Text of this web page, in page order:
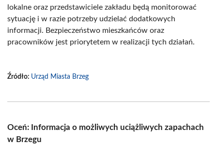
lokalne oraz przedstawiciele zakładu będą monitorować
sytuację i w razie potrzeby udzielać dodatkowych
informacji. Bezpieczeństwo mieszkańców oraz
pracowników jest priorytetem w realizacji tych działań.
Źródło: Urząd Miasta Brzeg
Oceń: Informacja o możliwych uciążliwych zapachach
w Brzegu